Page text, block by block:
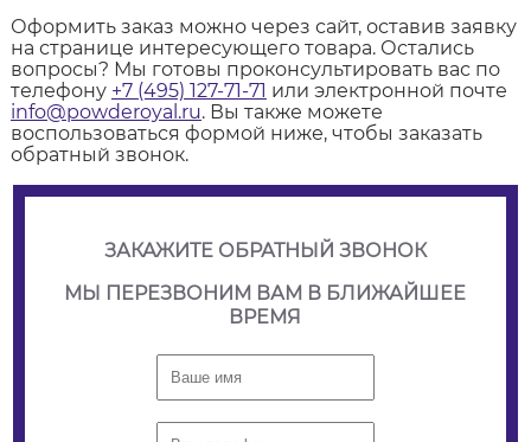
Оформить заказ можно через сайт, оставив заявку
на странице интересующего товара. Остались
вопросы? Мы готовы проконсультировать вас по
телефону +7 (495) 127-71-71 или электронной почте
info@powderoyal.ru. Вы также можете
воспользоваться формой ниже, чтобы заказать
обратный звонок.
ЗАКАЖИТЕ ОБРАТНЫЙ ЗВОНОК
МЫ ПЕРЕЗВОНИМ ВАМ В БЛИЖАЙШЕЕ
ВРЕМЯ